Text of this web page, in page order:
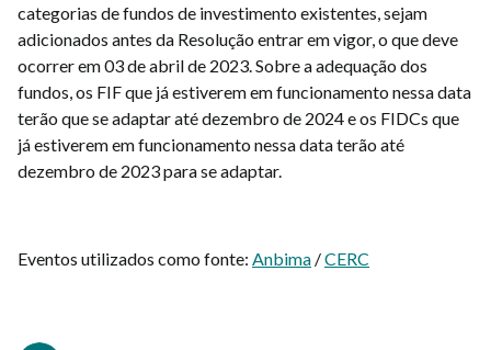
categorias de fundos de investimento existentes, sejam
adicionados antes da Resolução entrar em vigor, o que deve
ocorrer em 03 de abril de 2023. Sobre a adequação dos
fundos, os FIF que já estiverem em funcionamento nessa data
terão que se adaptar até dezembro de 2024 e os FIDCs que
já estiverem em funcionamento nessa data terão até
dezembro de 2023 para se adaptar.
Eventos utilizados como fonte: Anbima /CERC